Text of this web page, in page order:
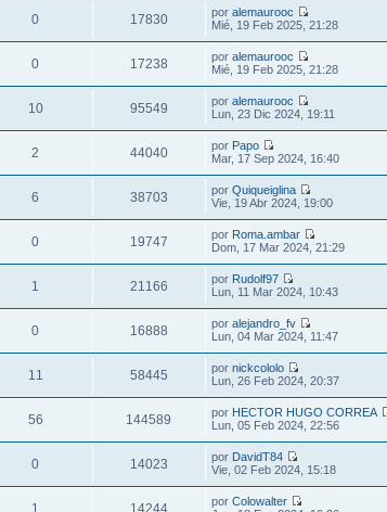
0 17830 poralemaurooc
Mié, 19 Feb 2025, 21:28
0 17238 poralemaurooc
Mié, 19 Feb 2025, 21:28
10 95549 poralemaurooc
Lun, 23 Dic 2024, 19:11
2 44040 por Papo
Mar, 17 Sep 2024, 16:40
6 38703 porQuiqueiglina
Vie, 19 Abr 2024, 19:00
0 19747 por Roma.ambar
Dom, 17 Mar 2024, 21:29
1 21166 por Rudolf97
Lun, 11 Mar 2024, 10:43
0 16888 poralejandro_fv
Lun, 04 Mar 2024, 11:47
11 58445 pornickcololo
Lun, 26 Feb 2024, 20:37
56 144589 por HECTOR HUGO CORREA
Lun, 05 Feb 2024, 22:56
0 14023 por DavidT84
Vie, 02 Feb 2024, 15:18
1 14244 porColowalter